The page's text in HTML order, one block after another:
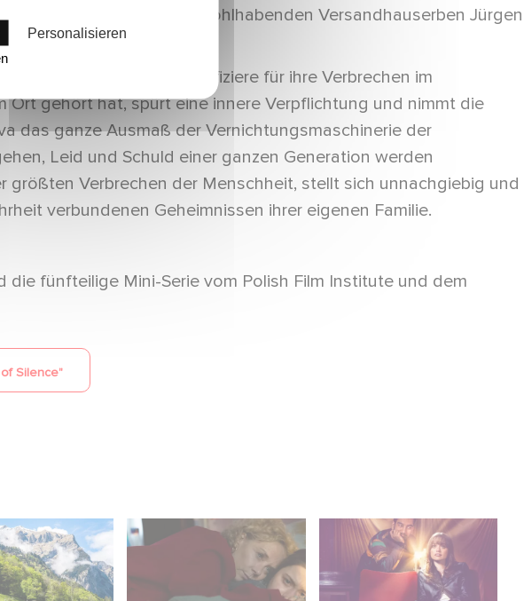
Verlobung mit dem wohlhabenden Versandhauserben Jürgen
dem ehemalige SS-Offiziere für ihre Verbrechen im
gehört hat, spürt eine innere Verpflichtung und nimmt die
das ganze Ausmaß der Vernichtungsmaschinerie der
Leid und Schuld einer ganzen Generation werden
Verbrechen der Menschheit, stellt sich unnachgiebig und
verbundenen Geheimnissen ihrer eigenen Familie.
fünfteilige Mini-Serie vom Polish Film Institute und dem
Silence"
und
NRW
Die sechsteilige
Miniserie RESET – Wie
weit gehst du? jetzt
Film Club: A Heartfelt
Romantic Comedy
now Steaming
Personalisieren